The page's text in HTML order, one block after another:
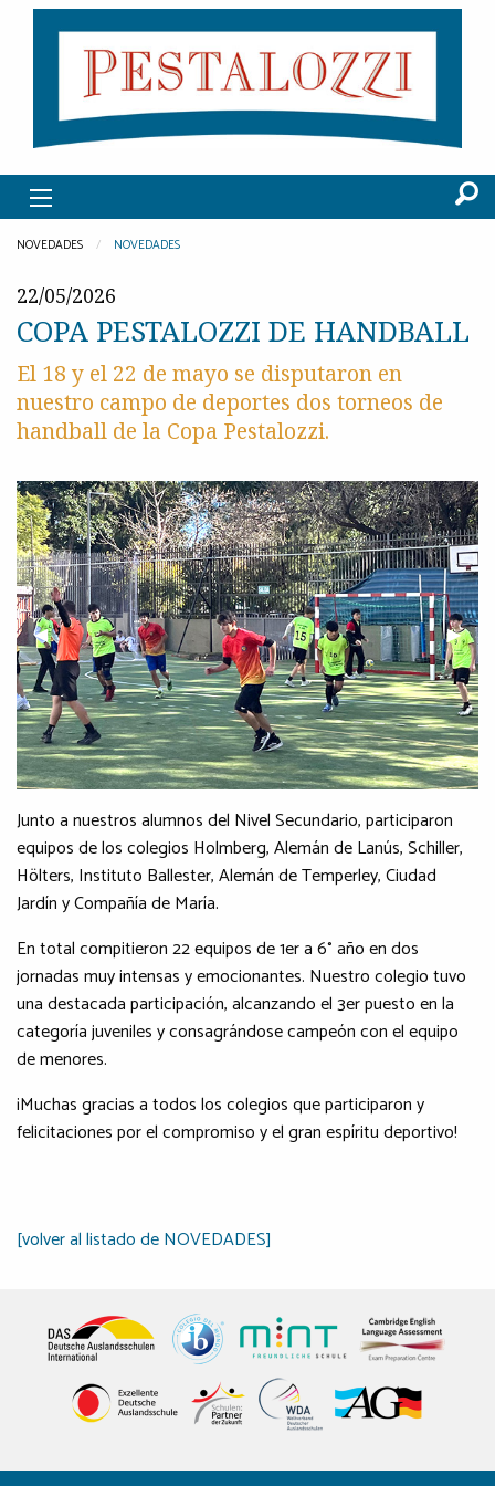
NOVEDADES NOVEDADES
22/05/2026
COPA PESTALOZZI DE HANDBALL
El 18 y el 22 de mayo se disputaron en
nuestro campo de deportes dos torneos de
handball de la Copa Pestalozzi.
Previous Slide
◀︎ Next
▶︎
Junto a nuestros alumnos del Nivel Secundario, participaron
equipos de los colegios Holmberg, Alemán de Lanús, Schiller,
Hölters, Instituto Ballester, Alemán de Temperley, Ciudad
Jardín y Compañía de María.
En total compitieron 22 equipos de 1er a 6° año en dos
jornadas muy intensas y emocionantes. Nuestro colegio tuvo
una destacada participación, alcanzando el 3er puesto en la
categoría juveniles y consagrándose campeón con el equipo
de menores.
¡Muchas gracias a todos los colegios que participaron y
felicitaciones por el compromiso y el gran espíritu deportivo!
[volver al listado de NOVEDADES]